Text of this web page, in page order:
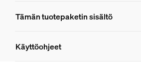
Ominaisuudet
8719514873063
Tämän tuotepaketin sisältö
Käyttöohjeet